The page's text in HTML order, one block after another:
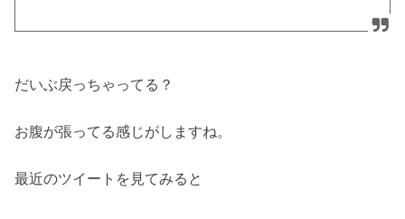
だいぶ戻っちゃってる？
お腹が張ってる感じがしますね。
最近のツイートを見てみると